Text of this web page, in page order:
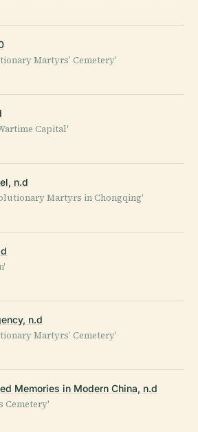
Martyrs’ Cemetery'
Capital'
n.d
Martyrs in Chongqing'
n.d
Martyrs’ Cemetery'
Memories in Modern China, n.d
Cemetery'